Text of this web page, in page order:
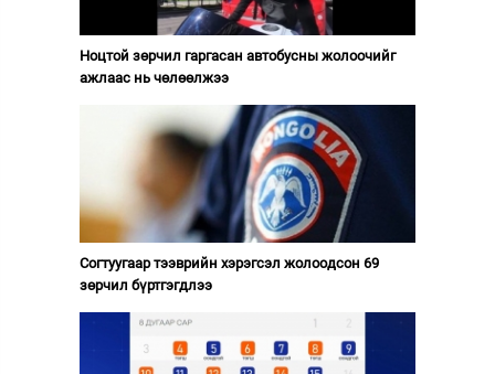
Ноцтой зөрчил гаргасан автобусны жолоочийг
ажлаас нь чөлөөлжээ
Согтуугаар тээврийн хэрэгсэл жолоодсон 69
зөрчил бүртгэгдлээ